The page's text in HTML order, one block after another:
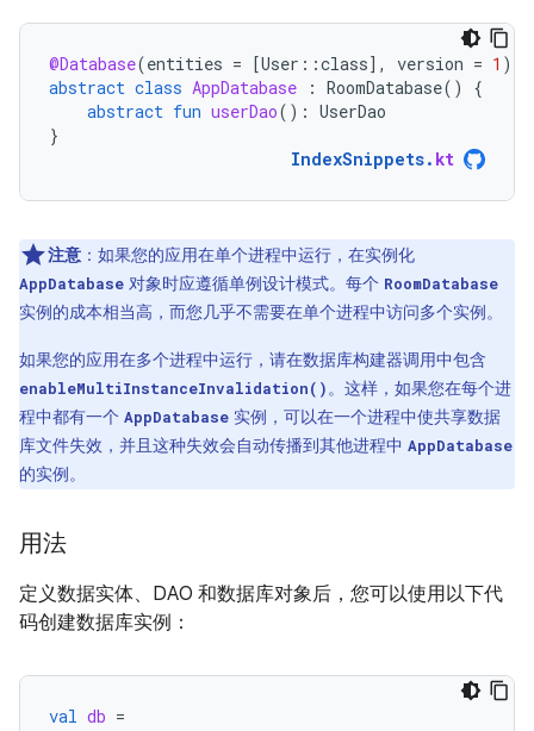
@Database(entities = [User ::class] , version = 1 )
abstract class AppDatabase : RoomDatabase()
{
abstract fun userDao(): UserDao
}
IndexSnippets. kt
注意 ：如果您的应用在单个进程中运行，在实例化
AppDatabase 对象时应遵循单例设计模式。每个 RoomDatabase
实例的成本相当高，而您几乎不需要在单个进程中访问多个实例。
如果您的应用在多个进程中运行，请在数据库构建器调用中包含
enableMultiInstanceInvalidation()。这样，如果您在每个进
程中都有一个 AppDatabase 实例，可以在一个进程中使共享数据
库文件失效，并且这种失效会自动传播到其他进程中 AppDatabase
的实例。
用法
定义数据实体、DAO 和数据库对象后，您可以使用以下代
码创建数据库实例：
val db =